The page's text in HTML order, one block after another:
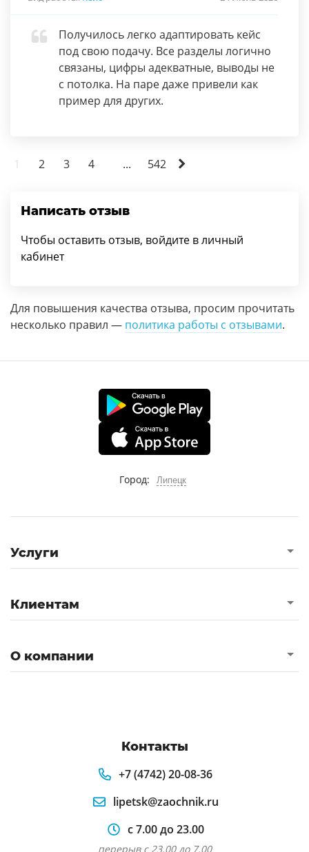
Получилось легко адаптировать кейс
под свою подачу. Все разделы логично
связаны, цифры адекватные, выводы не
с потолка. На паре даже привели как
пример для других.
1 2 3 4 ... 542
Написать отзыв
Чтобы оставить отзыв, войдите в личный
кабинет
Для повышения качества отзыва, просим прочитать
несколько правил — политика работы с отзывами.
Город: Липецк
Услуги
Клиентам
О компании
Контакты
+7 (4742) 20-08-36
lipetsk@zaochnik.ru
с 7.00 до 23.00
перерыв с 23.00 до 7.00